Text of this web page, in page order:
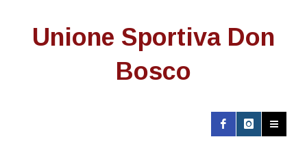
Unione Sportiva Don
Bosco